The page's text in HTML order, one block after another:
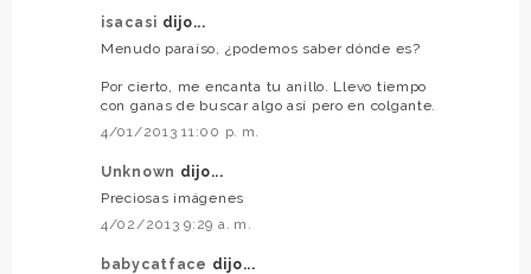
isacasi dijo...
Menudo paraíso, ¿podemos saber dónde es?
Por cierto, me encanta tu anillo. Llevo tiempo
con ganas de buscar algo así pero en colgante.
4/01/2013 11:00 p. m.
Unknown dijo...
Preciosas imágenes
4/02/2013 9:29 a. m.
babycatface dijo...